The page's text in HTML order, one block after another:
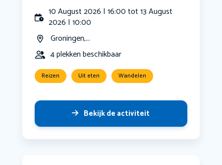
10 August 2026 | 16:00 tot 13 August
2026 | 10:00
Groningen,...
4 plekken beschikbaar
Reizen Uit eten Wandelen
Bekijk de activiteit